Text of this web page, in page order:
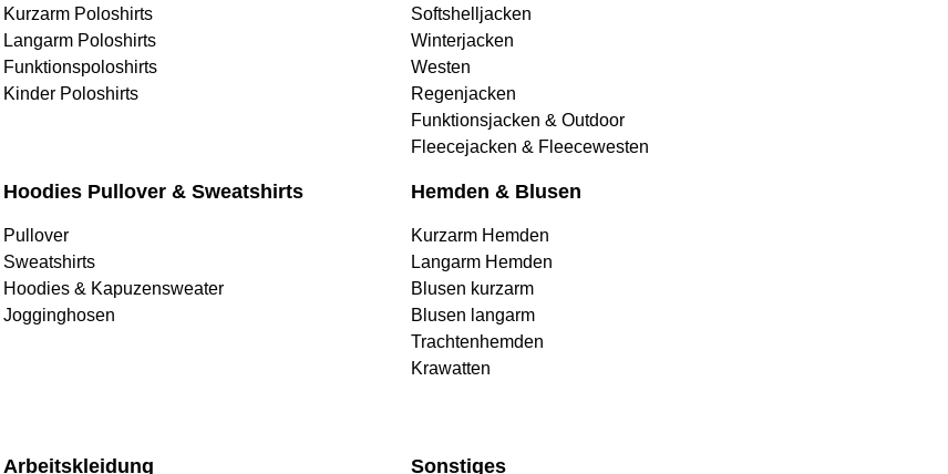
Kurzarm Poloshirts
Langarm Poloshirts
Funktionspoloshirts
Kinder Poloshirts
Softshelljacken
Winterjacken
Westen
Regenjacken
Funktionsjacken & Outdoor
Fleecejacken & Fleecewesten
Hoodies Pullover & Sweatshirts
Pullover
Sweatshirts
Hoodies & Kapuzensweater
Jogginghosen
Hemden & Blusen
Kurzarm Hemden
Langarm Hemden
Blusen kurzarm
Blusen langarm
Trachtenhemden
Krawatten
Arbeitskleidung Sonstiges